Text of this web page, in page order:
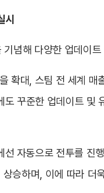
시
념해 다양한 업데이
확대, 스팀 전 세계
꾸준한 업데이트 및
선 자동으로 전투를
승하며, 이에 따라 더